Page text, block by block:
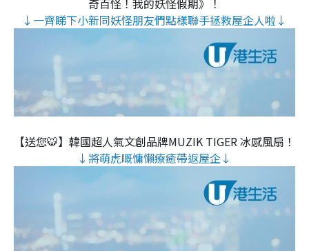
奇百怪！我的妖怪假期》！
↓一齊睇下小新同妖怪朋友們點樣聯手拯救屋企人啦↓
【送您🐯】韓國超人氣文創品牌MUZIK TIGER 冰感風扇！
↓將萌虎嘅慵懶療癒帶返屋企↓